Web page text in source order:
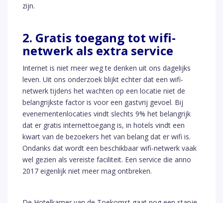
zijn.
2. Gratis toegang tot wifi-
netwerk als extra service
Internet is niet meer weg te denken uit ons dagelijks
leven. Uit ons onderzoek blijkt echter dat een wifi-
netwerk tijdens het wachten op een locatie niet de
belangrijkste factor is voor een gastvrij gevoel. Bij
evenementenlocaties vindt slechts 9% het belangrijk
dat er gratis internettoegang is, in hotels vindt een
kwart van de bezoekers het van belang dat er wifi is.
Ondanks dat wordt een beschikbaar wifi-netwerk vaak
wel gezien als vereiste faciliteit. Een service die anno
2017 eigenlijk niet meer mag ontbreken.